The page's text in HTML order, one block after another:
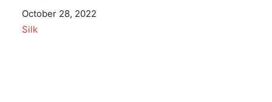
Date
October 28, 2022
In relation to
Silk